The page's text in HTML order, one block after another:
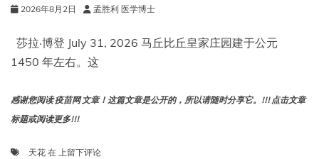
2026年8月2日 孟胜利 医学博士
莎拉·博登 July 31, 2026 马丘比丘皇家庄园建于公元
1450 年左右。这
感谢您阅读 疫苗网 文章！这篇文章是公开的，所以请随时分享它。!!! 点击文章
标题或阅读更多!!!
天花 在 蛛
上留下评论